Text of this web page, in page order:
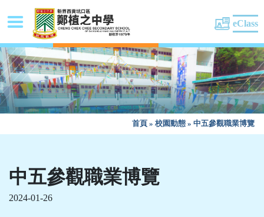
eClass
首頁 » 校園動態 » 中五參觀職業博覽
中五參觀職業博覽
2024-01-26